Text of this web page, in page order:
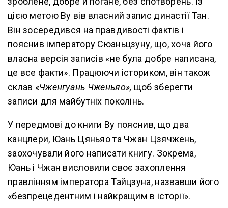
цією метою Ву вів власний запис династії Тан.
Він зосередився на правдивості фактів і
пояснив імператору Сюаньцзуну, що, хоча його
власна версія записів «не була добре написана,
це все факти». Працюючи істориком, він також
склав «Чженгуань Чженьяо», щоб зберегти
записи для майбутніх поколінь.
У передмові до книги Ву пояснив, що два
канцлери, Юань Цяньяо та Чжан Цзячжень,
заохочували його написати книгу. Зокрема,
Юань і Чжан висловили своє захоплення
правлінням імператора Тайцзуна, назвавши його
«безпрецедентним і найкращим в історії».